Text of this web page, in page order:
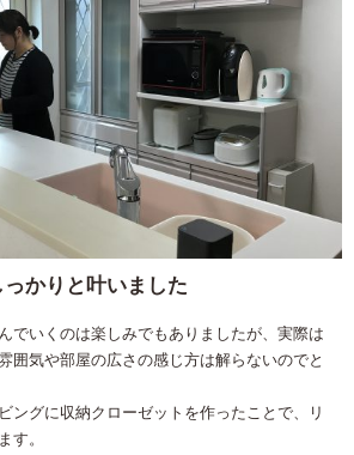
かりと叶いました
でいくのは楽しみでもありましたが、実際は
囲気や部屋の広さの感じ方は解らないのでと
ングに収納クローゼットを作ったことで、リ
す。